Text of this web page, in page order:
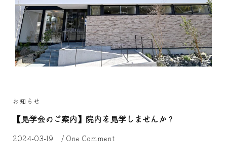
お知らせ
【見学会のご案内】院内を見学しませんか？
2024-03-19 / One Comment